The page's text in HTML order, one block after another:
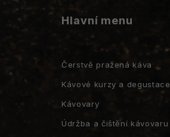
Hlavní menu
Čerstvě pražená káva
Kávové kurzy a degustace
Kávovary
Údržba a čištění kávovaru